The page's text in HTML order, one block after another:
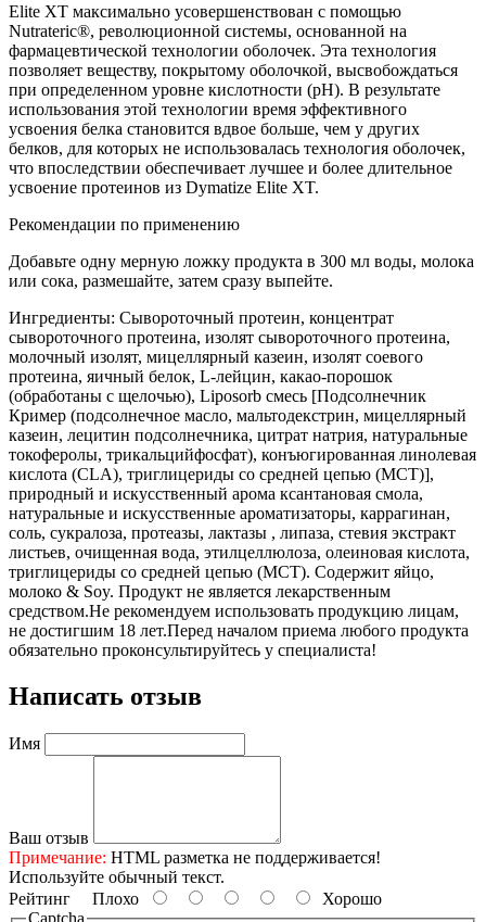
Elite XT максимально усовершенствован с помощью
Nutrateric®, революционной системы, основанной на
фармацевтической технологии оболочек. Эта технология
позволяет веществу, покрытому оболочкой, высвобождаться
при определенном уровне кислотности (рН). В результате
использования этой технологии время эффективного
усвоения белка становится вдвое больше, чем у других
белков, для которых не использовалась технология оболочек,
что впоследствии обеспечивает лучшее и более длительное
усвоение протеинов из Dymatize Elite XT.
Рекомендации по применению
Добавьте одну мерную ложку продукта в 300 мл воды, молока
или сока, размешайте, затем сразу выпейте.
Ингредиенты: Сывороточный протеин, концентрат
сывороточного протеина, изолят сывороточного протеина,
молочный изолят, мицеллярный казеин, изолят соевого
протеина, яичный белок, L-лейцин, какао-порошок
(обработаны с щелочью), Liposorb смесь [Подсолнечник
Кример (подсолнечное масло, мальтодекстрин, мицеллярный
казеин, лецитин подсолнечника, цитрат натрия, натуральные
токоферолы, трикальцийфосфат), конъюгированная линолевая
кислота (CLA), триглицериды со средней цепью (МСТ)],
природный и искусственный арома ксантановая смола,
натуральные и искусственные ароматизаторы, каррагинан,
соль, сукралоза, протеазы, лактазы , липаза, стевия экстракт
листьев, очищенная вода, этилцеллюлоза, олеиновая кислота,
триглицериды со средней цепью (МСТ). Содержит яйцо,
молоко & Soy. Продукт не является лекарственным
средством.Не рекомендуем использовать продукцию лицам,
не достигшим 18 лет.Перед началом приема любого продукта
обязательно проконсультируйтесь у специалиста!
Написать отзыв
Имя
Ваш отзыв
Примечание: HTML разметка не поддерживается!
Используйте обычный текст.
Рейтинг Плохо
Хорошо
Captcha